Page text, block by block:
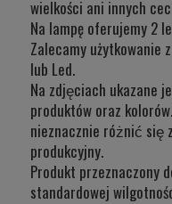
wielkości ani innych
Na lampę oferujemy 2
Zalecamy użytkowanie
lub Led.
Na zdjęciach ukazane
produktów oraz
nieznacznie różnić się
produkcyjny.
Produkt przeznaczony
standardowej